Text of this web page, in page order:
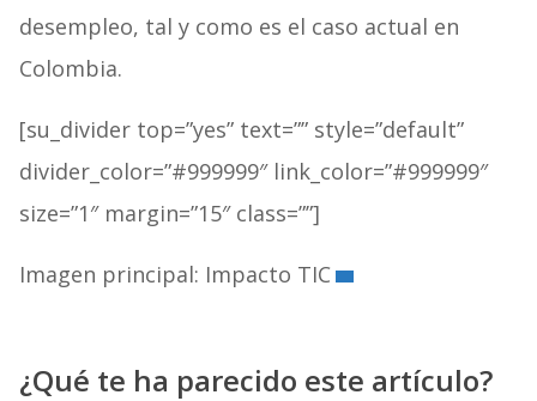
desempleo, tal y como es el caso actual en
Colombia.
[su_divider top=”yes” text=”” style=”default”
divider_color=”#999999″ link_color=”#999999″
size=”1″ margin=”15″ class=””]
Imagen principal: Impacto TIC
¿Qué te ha parecido este artículo?